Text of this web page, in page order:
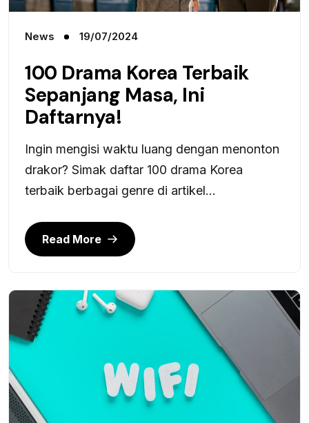
News 19/07/2024
100 Drama Korea Terbaik
Sepanjang Masa, Ini
Daftarnya!
Ingin mengisi waktu luang dengan menonton
drakor? Simak daftar 100 drama Korea
terbaik berbagai genre di artikel...
Read More